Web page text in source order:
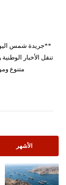
**جريدة شمس اليوم
تنقل الأخبار
متنوع
الأشهر